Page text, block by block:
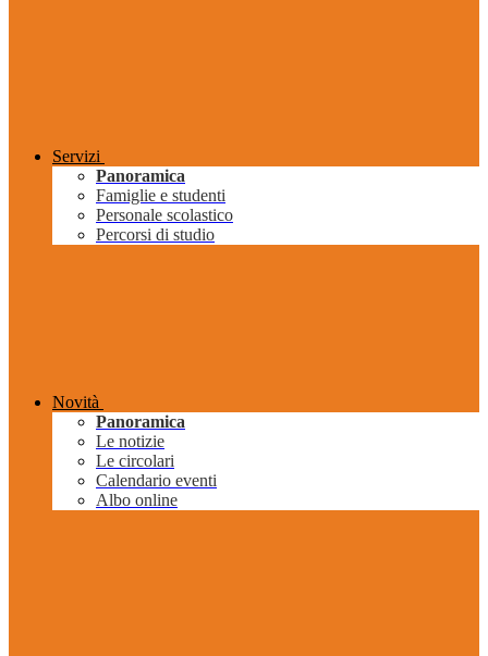
Servizi
Panoramica
Famiglie e studenti
Personale scolastico
Percorsi di studio
Novità
Panoramica
Le notizie
Le circolari
Calendario eventi
Albo online